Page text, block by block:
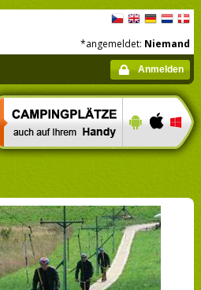
*angemeldet: Niemand
Anmelden